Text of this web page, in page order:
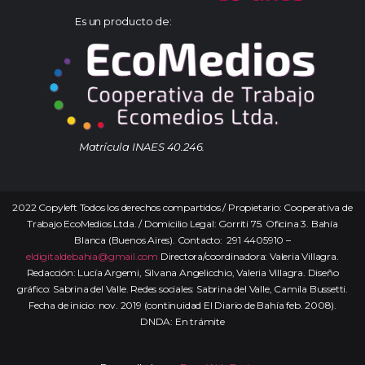
Es un producto de:
Matrícula INAES 40.246.
2022 Copyleft Todos los derechos compartidos / Propietario: Cooperativa de
Trabajo EcoMedios Ltda. / Domicilio Legal: Gorriti 75. Oficina 3. Bahía
Blanca (Buenos Aires). Contacto: 291 4405910 –
eldigitaldebahia@gmail.com Directora/coordinadora: Valeria Villagra.
Redacción: Lucía Argemi, Silvana Angelicchio, Valeria Villagra. Diseño
gráfico: Sabrina del Valle. Redes sociales: Sabrina del Valle, Camila Bussetti.
Fecha de inicio: nov. 2019 (continuidad El Diario de Bahía feb. 2008).
DNDA: En trámite